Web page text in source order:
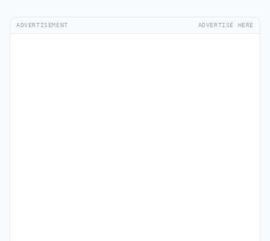
ADVERTISEMENT ADVERTISE HERE